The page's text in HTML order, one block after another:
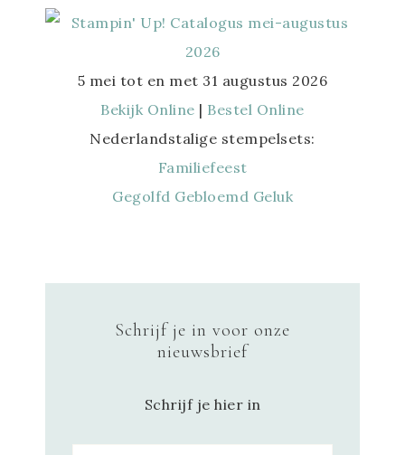
5 mei tot en met 31 augustus 2026
Bekijk Online | Bestel Online
Nederlandstalige stempelsets:
Familiefeest
Gegolfd Gebloemd Geluk
Schrijf je in voor onze
nieuwsbrief
Schrijf je hier in